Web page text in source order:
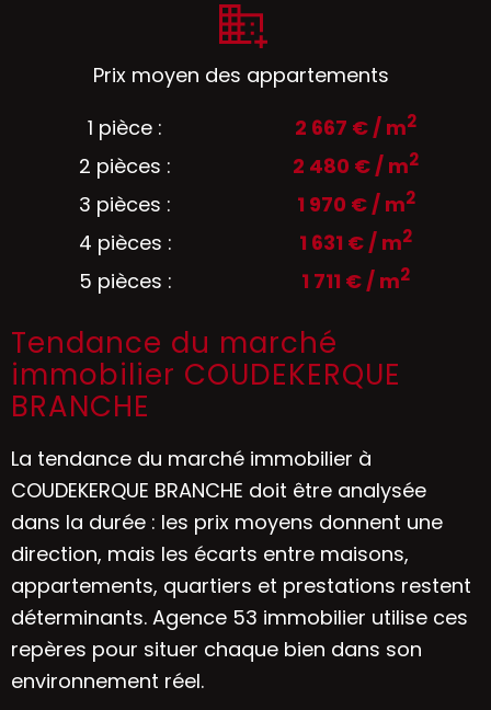
Prix moyen des appartements
1 pièce :
2 667 € / m2
2 pièces : 2 480 € / m2
3 pièces : 1 970 € / m2
4 pièces : 1 631 € / m2
5 pièces : 1 711 € / m2
Tendance du marché
immobilier COUDEKERQUE
BRANCHE
La tendance du marché immobilier à
COUDEKERQUE BRANCHE doit être analysée
dans la durée : les prix moyens donnent une
direction, mais les écarts entre maisons,
appartements, quartiers et prestations restent
déterminants. Agence 53 immobilier utilise ces
repères pour situer chaque bien dans son
environnement réel.